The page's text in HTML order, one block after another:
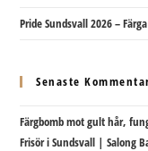
Pride Sundsvall 2026 –
Senaste
Färgbomb mot gult hår,
Frisör i Sundsvall | Salong